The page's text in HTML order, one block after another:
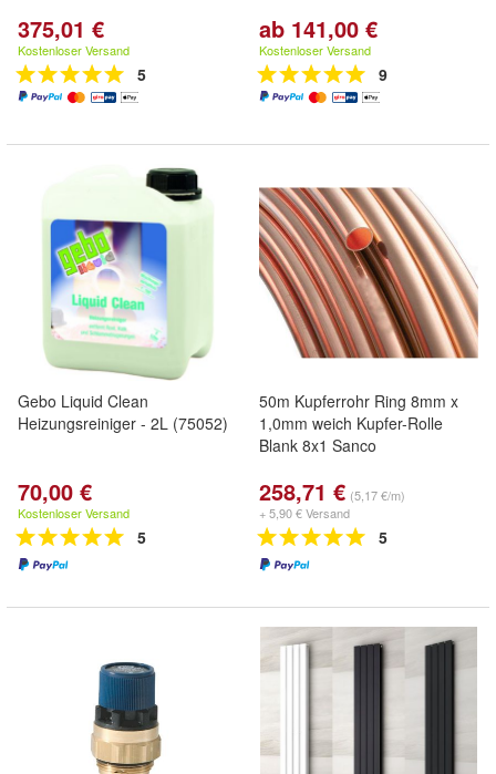
375,01 €
Kostenloser Versand
5
ab 141,00 €
Kostenloser Versand
9
Gebo Liquid Clean
Heizungsreiniger - 2L (75052)
70,00 €
Kostenloser Versand
5
50m Kupferrohr Ring 8mm x
1,0mm weich Kupfer-Rolle
Blank 8x1 Sanco
258,71 € (5,17 €/m)
+ 5,90 € Versand
5